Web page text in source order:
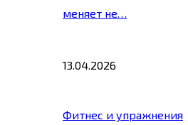
меняет не…
13.04.2026
Фитнес и упражнения